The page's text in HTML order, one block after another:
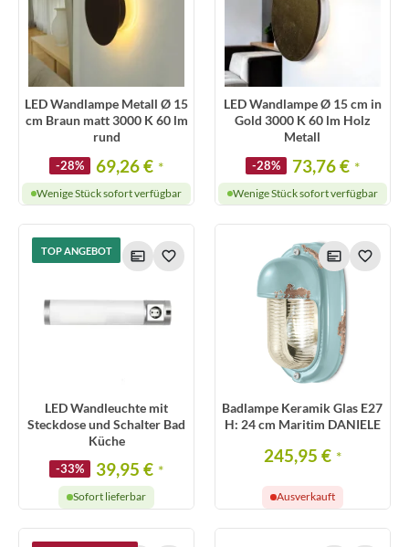
LED Wandlampe Metall Ø 15
cm Braun matt 3000 K 60 lm
rund
-28% 69,26 € *
Wenige Stück sofort verfügbar
LED Wandlampe Ø 15 cm in
Gold 3000 K 60 lm Holz
Metall
-28% 73,76 € *
Wenige Stück sofort verfügbar
TOP ANGEBOT
LED Wandleuchte mit
Steckdose und Schalter Bad
Küche
-33% 39,95 € *
Sofort lieferbar
Badlampe Keramik Glas E27
H: 24 cm Maritim DANIELE
245,95 € *
Ausverkauft